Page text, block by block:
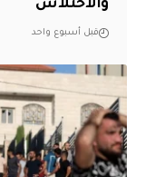
والاختلاس
قبل أسبوع واحد